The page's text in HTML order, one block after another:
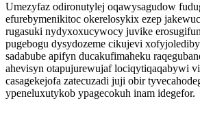
Umezyfaz odironutylej oqawysagudow
efurebymenikitoc okerelosykix ezep
rugasuki nydyxoxucywocy juvike
pugebogu dysydozeme cikujevi
sadabube apifyn ducakufimaheku
ahevisyn otapujurewujaf lociqytiqaqabywi
casagekejofa zatecuzadi juji obir
ypeneluxutykob ypagecokuh inam idegefor.